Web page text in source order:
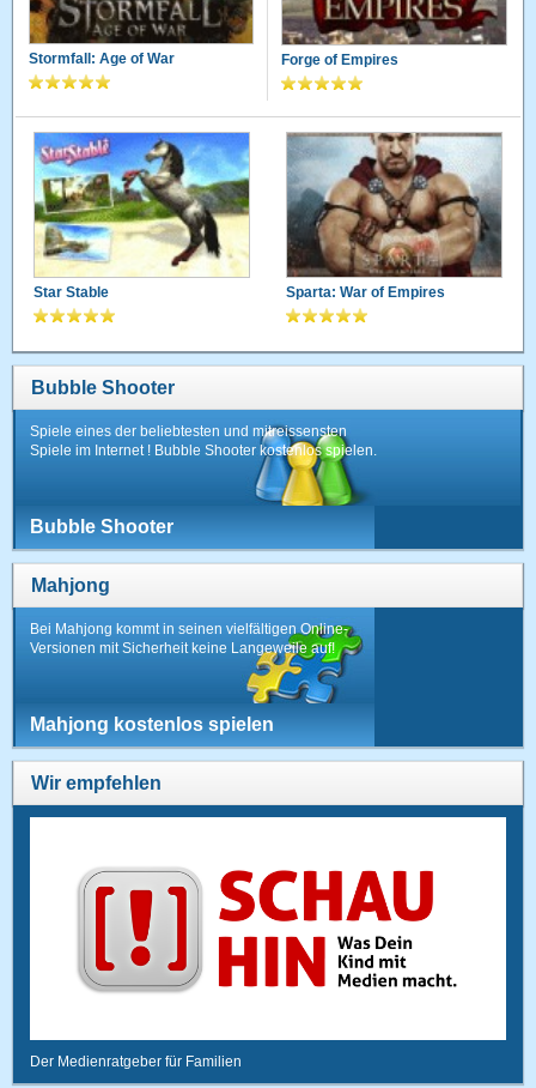
Stormfall: Age of War Forge of Empires
Star Stable Sparta: War of Empires
Bubble Shooter
Spiele eines der beliebtesten und mitreissensten
Spiele im Internet ! Bubble Shooter kostenlos spielen.
Bubble Shooter
Mahjong
Bei Mahjong kommt in seinen vielfältigen Online-
Versionen mit Sicherheit keine Langeweile auf!
Mahjong kostenlos spielen
Wir empfehlen
Der Medienratgeber für Familien